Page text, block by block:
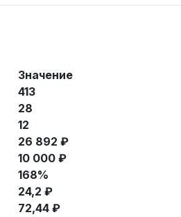
Значение
413
28
12
26 892 ₽
10 000 ₽
168%
24,2 ₽
72,44 ₽